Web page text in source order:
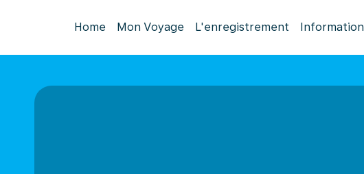
Home Mon Voyage L'enregistrement Information